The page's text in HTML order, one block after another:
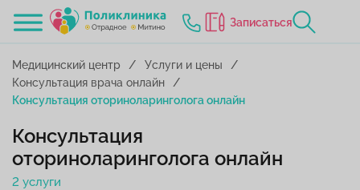
Записаться
Медицинский центр
Услуги и цены
Консультация врача онлайн
Консультация оториноларинголога онлайн
Консультация
оториноларинголога онлайн
2 услуги